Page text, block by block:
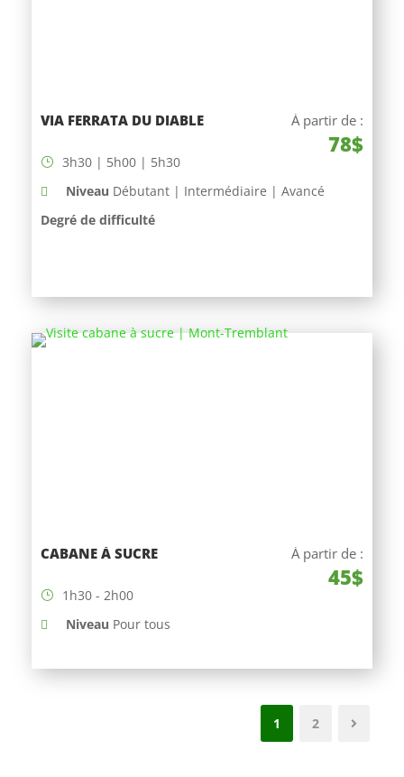
VIA FERRATA DU DIABLE À partir de :
78$
3h30 | 5h00 | 5h30
Niveau Débutant | Intermédiaire | Avancé
Degré de difficulté
CABANE À SUCRE À partir de :
45$
1h30 - 2h00
Niveau Pour tous
1 2